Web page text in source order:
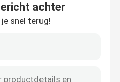
achter
snel terug!